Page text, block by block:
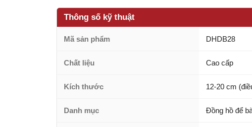
Thông số kỹ thuật
Mã sản phẩm DHDB28
Chất liệu Cao cấp
Kích thước 12-20 cm
Danh mục Đồng hồ để